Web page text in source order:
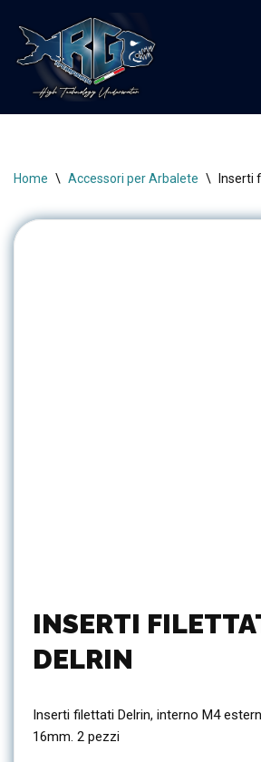
Vai
al
contenuto
Home \ Accessori per Arbalete \ Inserti
INSERTI
DELRIN
Inserti filettati Delrin, interno M4
16mm. 2 pezzi